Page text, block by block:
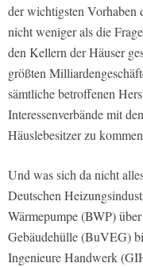
der wichtigsten Vorhaben
nicht weniger als die
den Kellern der Häuser
größten
sämtliche betroffenen
Interessenverbände mit
Häuslebesitzer zu
Und was sich da nicht
Deutschen
Wärmepumpe (BWP)
Gebäudehülle (BuVEG)
Ingenieure Handwerk